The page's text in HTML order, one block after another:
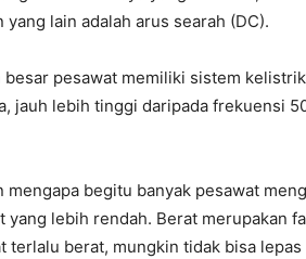
yang lain adalah arus searah (DC).
besar pesawat memiliki sistem
jauh lebih tinggi daripada frekuensi
mengapa begitu banyak pesawat
yang lebih rendah. Berat merupakan
terlalu berat, mungkin tidak bisa